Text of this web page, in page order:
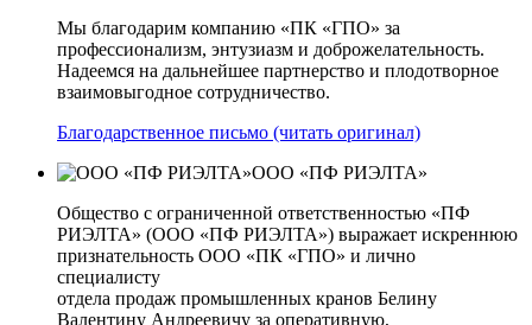
Мы благодарим компанию «ПК «ГПО» за
профессионализм, энтузиазм и доброжелательность.
Надеемся на дальнейшее партнерство и плодотворное
взаимовыгодное сотрудничество.
Благодарственное письмо (читать оригинал)
ООО «ПФ РИЭЛТА»
Общество с ограниченной ответственностью «ПФ
РИЭЛТА» (ООО «ПФ РИЭЛТА») выражает искреннюю
признательность ООО «ПК «ГПО» и лично
специалисту
отдела продаж промышленных кранов Белину
Валентину Андреевичу за оперативную,